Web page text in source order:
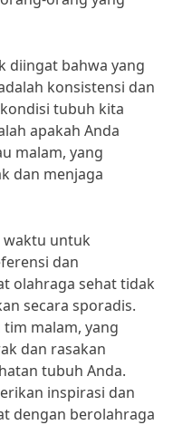
diingat bahwa yang
konsistensi dan
tubuh kita
apakah Anda
malam, yang
dan menjaga
waktu untuk
dan
olahraga sehat tidak
secara sporadis.
tim malam, yang
dan rasakan
tubuh Anda.
inspirasi dan
dengan berolahraga